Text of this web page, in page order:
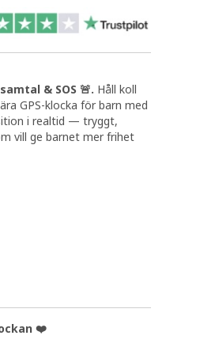
& SOS 🚨. Håll koll
GPS-klocka för barn med
i realtid — tryggt,
vill ge barnet mer frihet
❤️